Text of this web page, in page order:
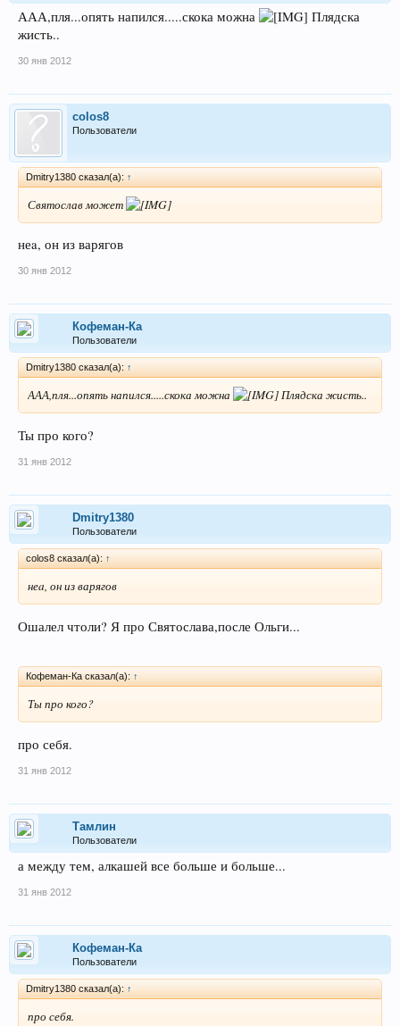
ААА,пля...опять напился.....скока можна
Плядска
жисть..
30 янв 2012
colos8
Пользователи
Dmitry1380 сказал(а): ↑
Святослав может
неa, он из варягов
30 янв 2012
Кофеман-Ка
Пользователи
Dmitry1380 сказал(а): ↑
ААА,пля...опять напился.....скока можна Плядска жисть..
Ты про кого?
31 янв 2012
Dmitry1380
Пользователи
colos8 сказал(а): ↑
неa, он из варягов
Ошалел чтоли? Я про Святослава,после Ольги...
Кофеман-Ка сказал(а): ↑
Ты про кого?
про себя.
31 янв 2012
Тамлин
Пользователи
а между тем, алкашей все больше и больше...
31 янв 2012
Кофеман-Ка
Пользователи
Dmitry1380 сказал(а): ↑
про себя.